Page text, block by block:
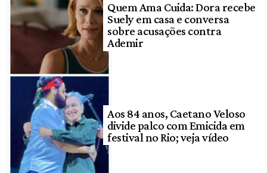
Quem Ama Cuida: Dora recebe
Suely em casa e conversa
sobre acusações contra
Ademir
Aos 84 anos, Caetano Veloso
divide palco com Emicida em
festival no Rio; veja vídeo